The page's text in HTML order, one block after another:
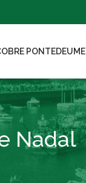
PONTEDEUME
Nadal